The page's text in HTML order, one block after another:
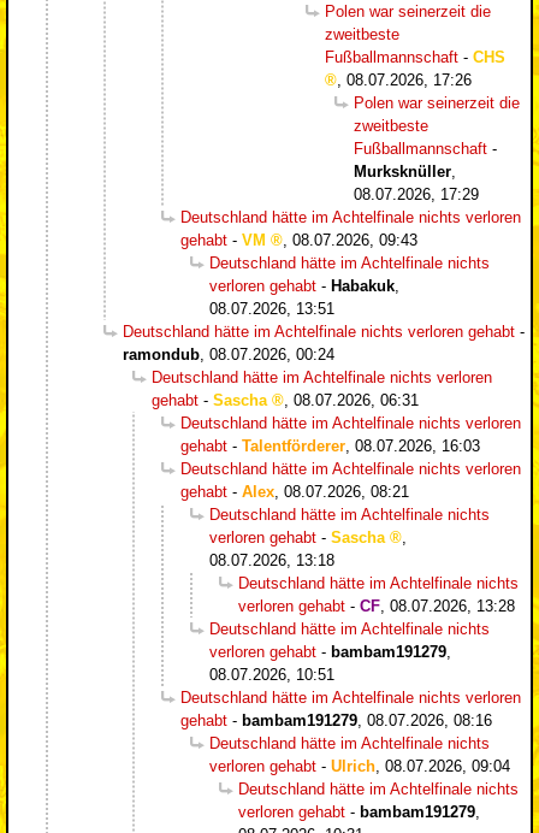
Polen war seinerzeit die
zweitbeste
Fußballmannschaft - CHS
08.07.2026, 17:26
Polen war seinerzeit die
zweitbeste
Fußballmannschaft -
Murksknüller
08.07.2026, 17:29
Deutschland hätte im Achtelfinale nichts verloren
gehabt - VM
08.07.2026, 09:43
Deutschland hätte im Achtelfinale nichts
verloren gehabt - Habakuk
08.07.2026, 13:51
Deutschland hätte im Achtelfinale nichts verloren gehabt -
ramondub 08.07.2026, 00:24
Deutschland hätte im Achtelfinale nichts verloren
gehabt - Sascha
08.07.2026, 06:31
Deutschland hätte im Achtelfinale nichts verloren
gehabt - Talentförderer 08.07.2026, 16:03
Deutschland hätte im Achtelfinale nichts verloren
gehabt - Alex 08.07.2026, 08:21
Deutschland hätte im Achtelfinale nichts
verloren gehabt - Sascha
08.07.2026, 13:18
Deutschland hätte im Achtelfinale nichts
verloren gehabt - CF 08.07.2026, 13:28
Deutschland hätte im Achtelfinale nichts
verloren gehabt - bambam191279
08.07.2026, 10:51
Deutschland hätte im Achtelfinale nichts verloren
gehabt - bambam191279 08.07.2026, 08:16
Deutschland hätte im Achtelfinale nichts
verloren gehabt - Ulrich 08.07.2026, 09:04
Deutschland hätte im Achtelfinale nichts
verloren gehabt - bambam191279